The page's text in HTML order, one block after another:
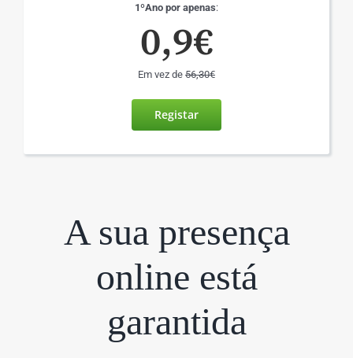
1ºAno por apenas:
0,9€
Em vez de 56,30€
Registar
A sua presença
online está
garantida